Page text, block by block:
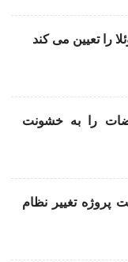
را تعیین می کند
را به خشونت
پروژه تغییر نظام